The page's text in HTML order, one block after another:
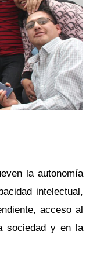
la autonomía
intelectual,
acceso al
sociedad y en la